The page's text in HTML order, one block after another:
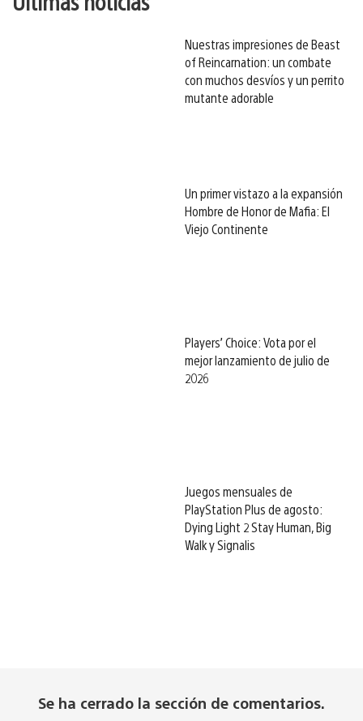
Nuestras impresiones de Beast
of Reincarnation: un combate
con muchos desvíos y un perrito
mutante adorable
Un primer vistazo a la expansión
Hombre de Honor de Mafia: El
Viejo Continente
Players’ Choice: Vota por el
mejor lanzamiento de julio de
2026
Juegos mensuales de
PlayStation Plus de agosto:
Dying Light 2 Stay Human, Big
Walk y Signalis
Se ha cerrado la sección de comentarios.